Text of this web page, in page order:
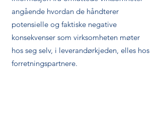
angående hvordan de håndterer
potensielle og faktiske negative
konsekvenser som virksomheten møter
hos seg selv, i leverandørkjeden, elles hos
forretningspartnere.